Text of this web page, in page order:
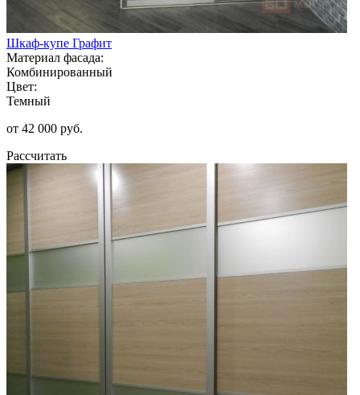
Шкаф-купе Графит
Материал фасада:
Комбинированный
Цвет:
Темный
от 42 000 руб.
Рассчитать